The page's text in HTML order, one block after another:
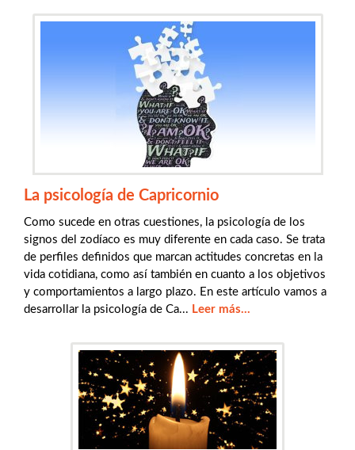
La psicología de Capricornio
Como sucede en otras cuestiones, la psicología de los
signos del zodíaco es muy diferente en cada caso. Se trata
de perfiles definidos que marcan actitudes concretas en la
vida cotidiana, como así también en cuanto a los objetivos
y comportamientos a largo plazo. En este artículo vamos a
desarrollar la psicología de Ca... Leer más...